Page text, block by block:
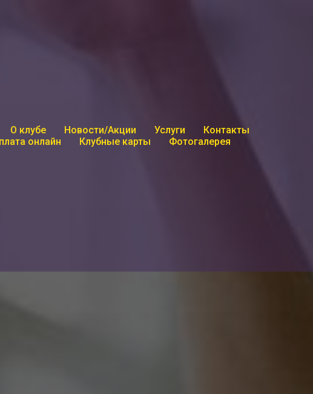
О клубе Новости/Акции Услуги
Контакты
онлайн
Клубные карты Фотогалерея